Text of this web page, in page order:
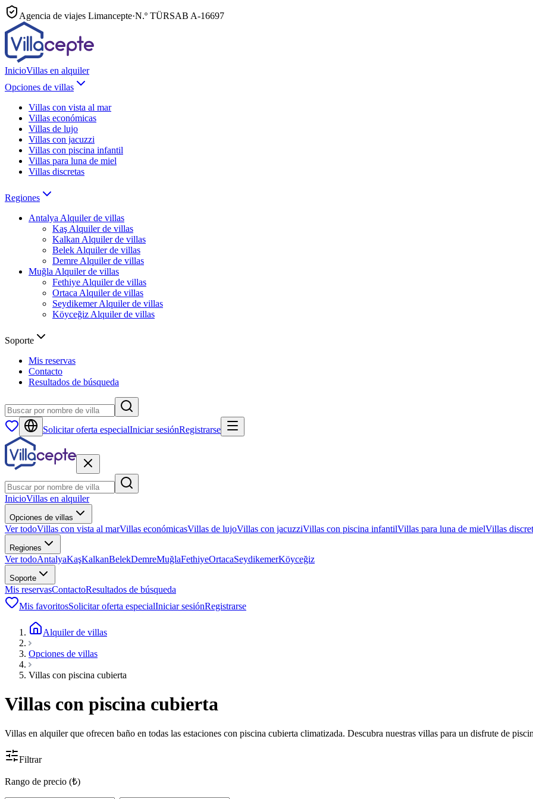
Agencia de viajes Limancepte·N.º TÜRSAB A-16697
InicioVillas en alquiler
Opciones de villas
Villas con vista al mar
Villas económicas
Villas de lujo
Villas con jacuzzi
Villas con piscina infantil
Villas para luna de miel
Villas discretas
Regiones
Antalya Alquiler de villas
Kaş Alquiler de villas
Kalkan Alquiler de villas
Belek Alquiler de villas
Demre Alquiler de villas
Muğla Alquiler de villas
Fethiye Alquiler de villas
Ortaca Alquiler de villas
Seydikemer Alquiler de villas
Köyceğiz Alquiler de villas
Soporte
Mis reservas
Contacto
Resultados de búsqueda
Solicitar oferta especialIniciar sesiónRegistrarse
InicioVillas en alquiler
Opciones de villas
Ver todoVillas con vista al marVillas económicasVillas de lujoVillas con jacuzziVillas con piscina infantilVillas para luna de mielVillas
Regiones
Ver todoAntalyaKaşKalkanBelekDemreMuğlaFethiyeOrtacaSeydikemerKöyceğiz
Soporte
Mis reservasContactoResultados de búsqueda
Mis favoritosSolicitar oferta especialIniciar sesiónRegistrarse
Alquiler de villas
Opciones de villas
Villas con piscina cubierta
Villas con piscina cubierta
Villas en alquiler que ofrecen baño en todas las estaciones con piscina cubierta climatizada. Descubra nuestras villas para un disfrute de
Filtrar
Rango de precio (₺)